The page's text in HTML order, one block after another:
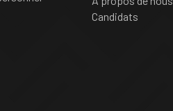
Candidats